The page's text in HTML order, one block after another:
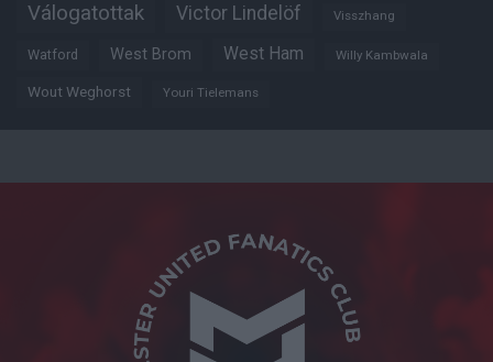
Válogatottak Victor Lindelöf Visszhang
Watford West Brom West Ham Willy Kambwala
Wout Weghorst Youri Tielemans